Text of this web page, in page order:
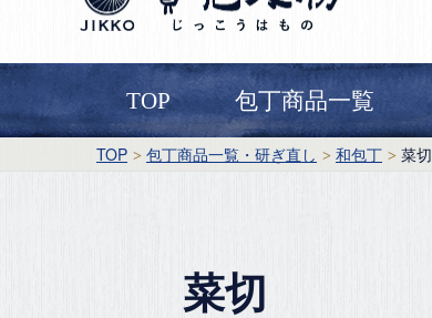
TOP 包丁商品一覧
TOP 包丁商品一覧・研ぎ直し 和包丁 菜切
菜切